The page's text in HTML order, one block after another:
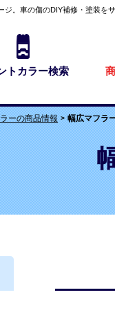
ジ。車の傷のDIY補修・塗装を
トカラー検索
ーの商品情報 幅広マフラ